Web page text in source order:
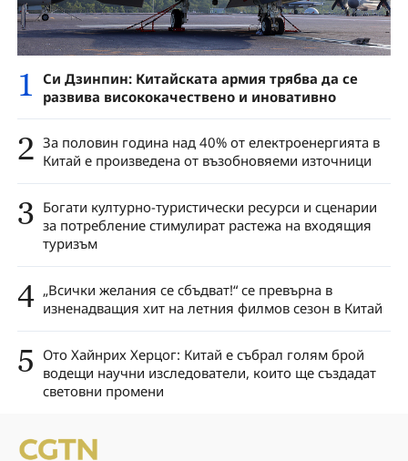
1
Си Дзинпин: Китайската армия трябва да се
развива висококачествено и иновативно
2 За половин година над 40% от електроенергията в
Китай е произведена от възобновяеми източници
3 Богати културно-туристически ресурси и сценарии
за потребление стимулират растежа на входящия
туризъм
4 „Всички желания се сбъдват!“ се превърна в
изненадващия хит на летния филмов сезон в Китай
5 Ото Хайнрих Херцог: Китай е събрал голям брой
водещи научни изследователи, които ще създадат
световни промени